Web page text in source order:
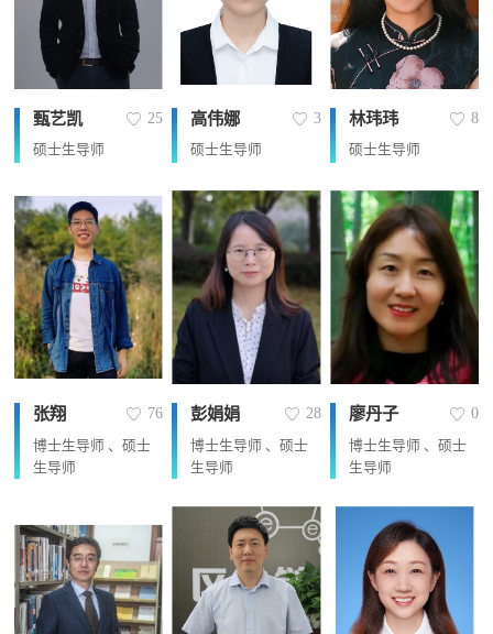
甄艺凯 25
硕士生导师
高伟娜 3
硕士生导师
林玮玮 8
硕士生导师
张翔 76
博士生导师 、硕士
生导师
彭娟娟 28
博士生导师 、硕士
生导师
廖丹子 0
博士生导师 、硕士
生导师